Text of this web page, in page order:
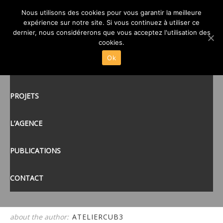
PROJETS
L’AGENCE
PUBLICATIONS
CONTACT
posté le 19 SEP 2022/
about the author: ATELIERCUB3
Nous utilisons des cookies pour vous garantir la meilleure
expérience sur notre site. Si vous continuez à utiliser ce
dernier, nous considérerons que vous acceptez l'utilisation des
cookies.
Ok